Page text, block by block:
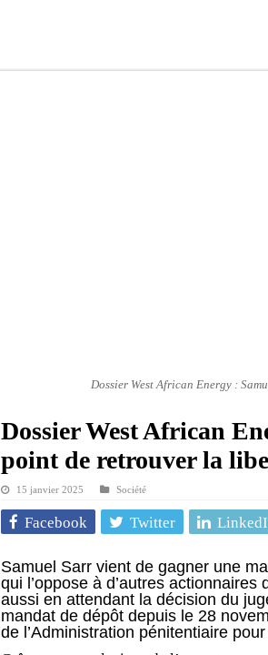
Dossier West African Energy :
Dossier West African
point de retrouver la
15 janvier 2025 Société
Facebook Twitter
Samuel Sarr vient de gagner une
qui l’oppose à d’autres
aussi en attendant la décision du
mandat de dépôt depuis le 28
de l’Administration pénitentiaire